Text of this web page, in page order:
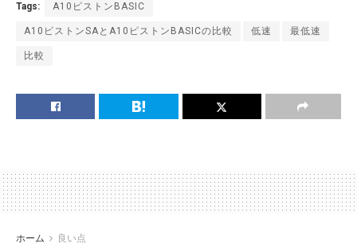
Tags: A10ピストンBASIC
A10ピストンSAとA10ピストンBASICの比較 低速 最低速
比較
ホーム 良い点